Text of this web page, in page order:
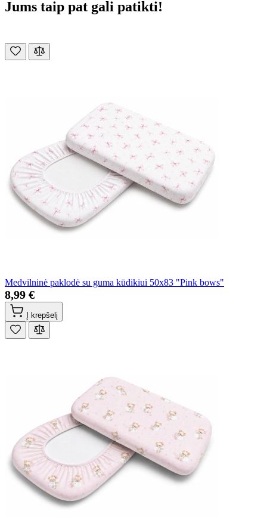
Jums taip pat gali patikti!
Medvilninė paklodė su guma kūdikiui 50x83 "Pink bows"
8,99 €
Į krepšelį